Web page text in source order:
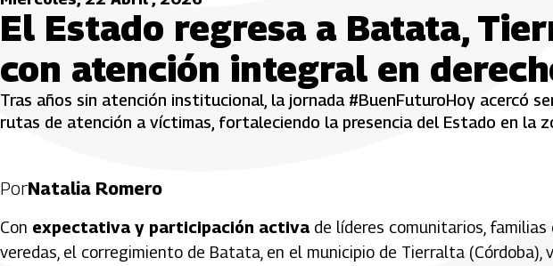
El Estado regresa a Batata,
con atención integral en
Tras años sin atención institucional, la jornada #BuenFuturoHoy acercó
rutas de atención a víctimas, fortaleciendo la presencia del Estado en la
PorNatalia Romero
Con expectativa y participación activa de líderes comunitarios,
veredas, el corregimiento de Batata, en el municipio de Tierralta (Córdoba),